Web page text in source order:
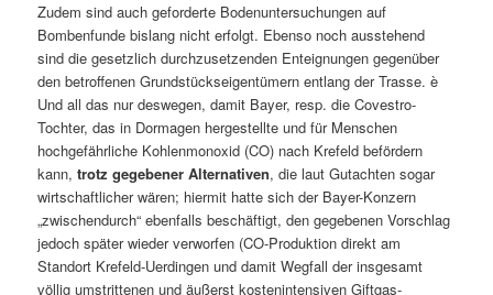
Zudem sind auch geforderte Bodenuntersuchungen auf
Bombenfunde bislang nicht erfolgt. Ebenso noch ausstehend
sind die gesetzlich durchzusetzenden Enteignungen gegenüber
den betroffenen Grundstückseigentümern entlang der Trasse. è
Und all das nur deswegen, damit Bayer, resp. die Covestro-
Tochter, das in Dormagen herge­stellte und für Menschen
hochgefährliche Kohlenmonoxid (CO) nach Krefeld beför­dern
kann,trotz gegebener Alternativen, die laut Gutachten sogar
wirtschaftli­cher wären; hiermit hatte sich der Bayer-Konzern
„zwischendurch“ ebenfalls be­schäftigt, den gegebenen Vorschlag
jedoch später wieder verworfen (CO-Produktion direkt am
Standort Krefeld-Uer­dingen und damit Wegfall der insgesamt
völlig um­strittenen und äußerst kostenintensiven Giftgas-